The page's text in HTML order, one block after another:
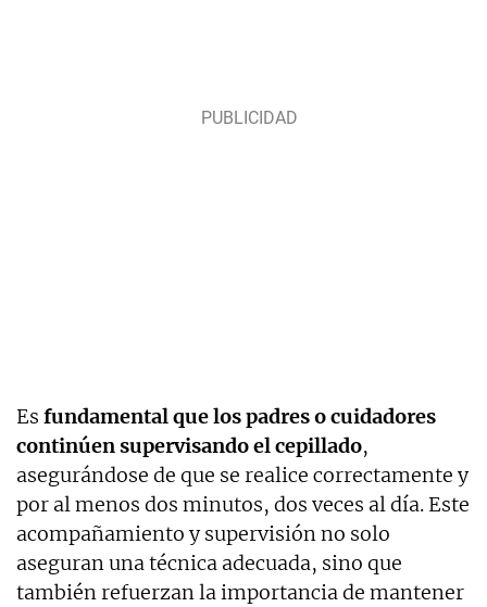
Es fundamental que los padres o cuidadores
continúen supervisando el cepillado,
asegurándose de que se realice correctamente y
por al menos dos minutos, dos veces al día. Este
acompañamiento y supervisión no solo
aseguran una técnica adecuada, sino que
también refuerzan la importancia de mantener